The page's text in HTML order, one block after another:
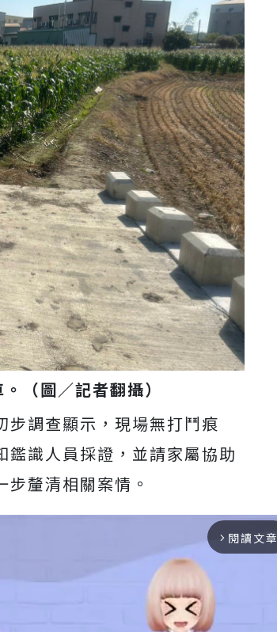
（圖／記者翻攝）
步調查顯示，現場無打鬥痕
識人員採證，並請家屬協助
釐清相關案情。
arrow_forward_ios 閱讀文章